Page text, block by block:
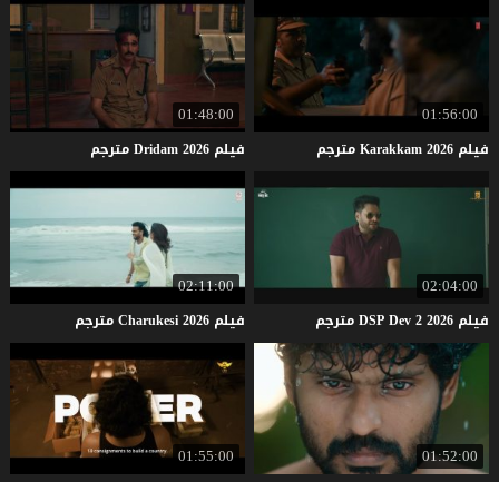
01:56:00
فيلم Karakkam2026 مترجم
01:48:00
فيلم Dridam2026 مترجم
02:04:00
فيلم DSPDev22026 مترجم
02:11:00
فيلم Charukesi2026 مترجم
01:52:00
01:55:00